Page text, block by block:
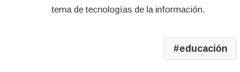
tema de tecnologías de la información.
educación